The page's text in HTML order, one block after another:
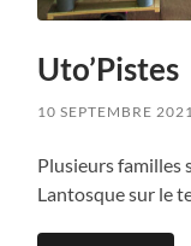
Uto’Pistes
10 SEPTEMBRE
Plusieurs familles
Lantosque sur le